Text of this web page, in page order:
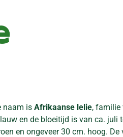
naam is Afrikaanse lelie, familie
en de bloeitijd is van ca. juli
en ongeveer 30 cm. hoog.